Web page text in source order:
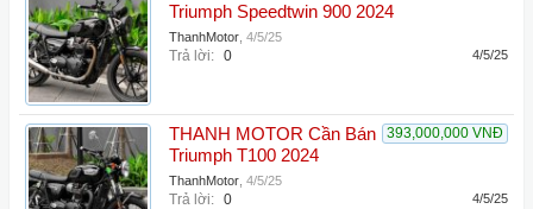
Triumph Speedtwin 900 2024
ThanhMotor 4/5/25
Trả lời: 0 4/5/25
393,000,000 VNĐ
THANH MOTOR Cần Bán
Triumph T100 2024
ThanhMotor 4/5/25
Trả lời: 0 4/5/25